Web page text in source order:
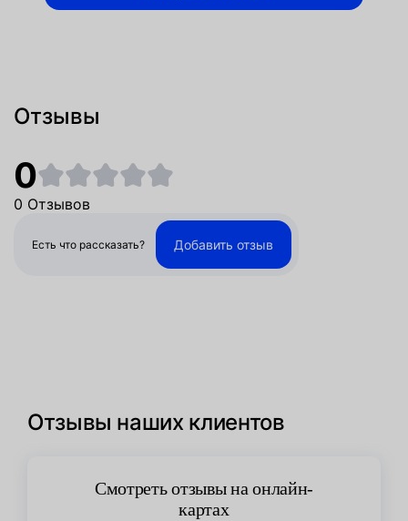
Отзывы
0
0 Отзывов
Есть что рассказать? Добавить отзыв
Отзывы наших клиентов
Смотреть отзывы на онлайн-
картах